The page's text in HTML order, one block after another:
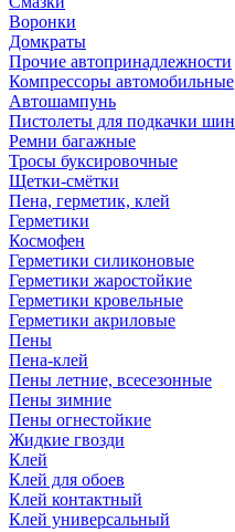
Воронки
Домкраты
Прочие автопринадлежности
Компрессоры автомобильные
Автошампунь
Пистолеты для подкачки шин
Ремни багажные
Тросы буксировочные
Щетки-смётки
Пена, герметик, клей
Герметики
Космофен
Герметики силиконовые
Герметики жаростойкие
Герметики кровельные
Герметики акриловые
Пены
Пена-клей
Пены летние, всесезонные
Пены зимние
Пены огнестойкие
Жидкие гвозди
Клей
Клей для обоев
Клей контактный
Клей универсальный